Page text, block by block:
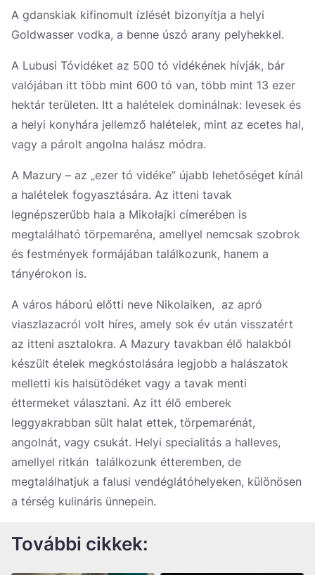
A gdanskiak kifinomult ízlését bizonyítja a helyi
Goldwasser vodka, a benne úszó arany pelyhekkel.
A Lubusi Tóvidéket az 500 tó vidékének hívják, bár
valójában itt több mint 600 tó van, több mint 13 ezer
hektár területen. Itt a halételek dominálnak: levesek és
a helyi konyhára jellemző halételek, mint az ecetes hal,
vagy a párolt angolna halász módra.
A Mazury – az „ezer tó vidéke” újabb lehetőséget kínál
a halételek fogyasztására. Az itteni tavak
legnépszerűbb hala a Mikołajki címerében is
megtalálható törpemaréna, amellyel nemcsak szobrok
és festmények formájában találkozunk, hanem a
tányérokon is.
A város háború előtti neve Nikolaiken, az apró
viaszlazacról volt híres, amely sok év után visszatért
az itteni asztalokra. A Mazury tavakban élő halakból
készült ételek megkóstolására legjobb a halászatok
melletti kis halsütödéket vagy a tavak menti
éttermeket választani. Az itt élő emberek
leggyakrabban sült halat ettek, törpemarénát,
angolnát, vagy csukát. Helyi specialitás a halleves,
amellyel ritkán találkozunk étteremben, de
megtalálhatjuk a falusi vendéglátóhelyeken, különösen
a térség kulináris ünnepein.
További cikkek: